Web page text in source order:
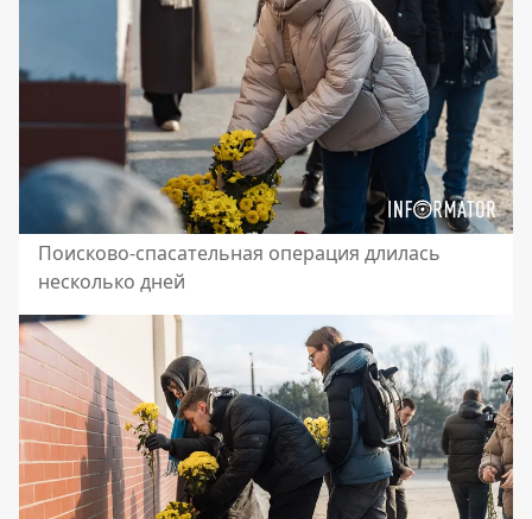
Поисково-спасательная операция длилась
несколько дней